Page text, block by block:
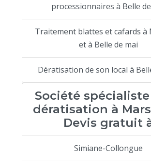
processionnaires à Belle
Traitement blattes et cafards à
et à Belle de mai
Dératisation de son local à
Société
dératisation à
Devis gratuit
Simiane-Collongue